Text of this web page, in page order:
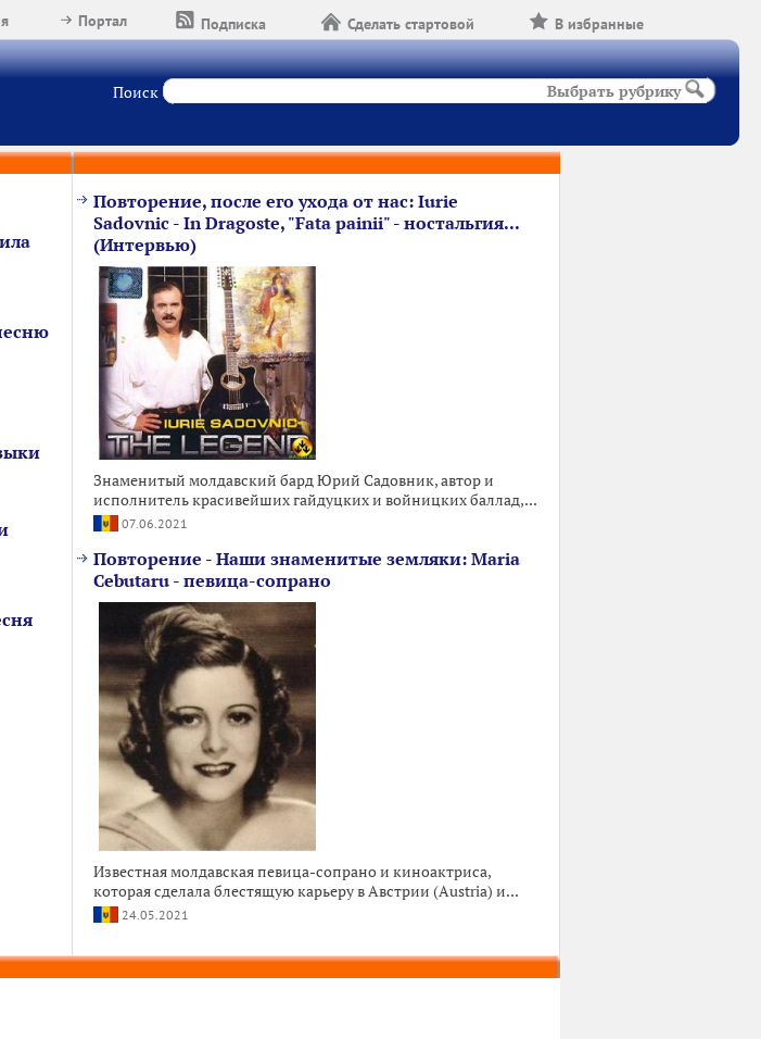
В избранные
Сделать стартовой
Подписка
Портал
Поиск Выбрать рубрику
Повторение, после его ухода от нас: Iurie
Sadovnic - In Dragoste, "Fata painii" - ностальгия...
(Интервью)
Знаменитый молдавский бард Юрий Садовник, автор и
исполнитель красивейших гайдуцких и войницких баллад,...
07.06.2021
Повторение - Наши знаменитые земляки: Maria
Cebutaru - певица-сопрано
Известная молдавская певица-сопрано и киноактриса,
которая сделала блестящую карьеру в Австрии (Austria) и...
24.05.2021